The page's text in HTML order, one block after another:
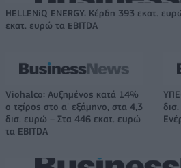
HELLENiQ ENERGY: Κέρδη 393 εκατ.
εκατ. ευρώ τα EBITDA
Viohalco: Αυξημένος κατά 14%
ο τζίρος στο α' εξάμηνο, στα 4,3
δισ. ευρώ – Στα 446 εκατ. ευρώ
τα EBITDA